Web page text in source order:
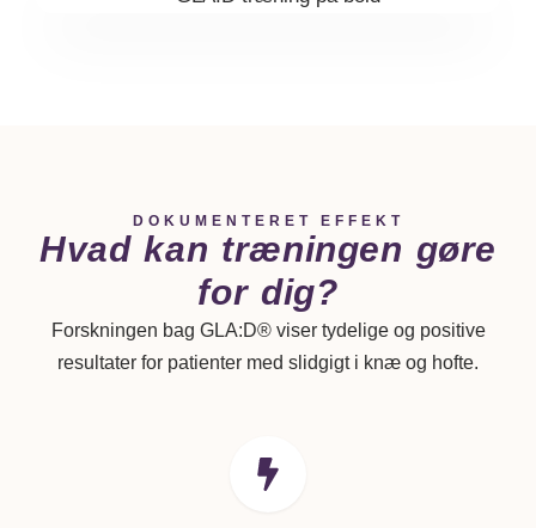
DOKUMENTERET EFFEKT
Hvad kan træningen gøre
for dig?
Forskningen bag GLA:D® viser tydelige og positive
resultater for patienter med slidgigt i knæ og hofte.